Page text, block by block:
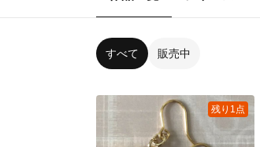
すべて 販売中
残り1点